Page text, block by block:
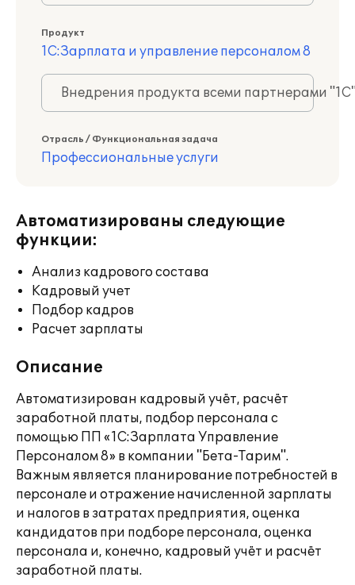
Продукт
1С:Зарплата и управление персоналом 8
Внедрения продукта всеми партнерами
Отрасль / Функциональная задача
Профессиональные услуги
Автоматизированы следующие
функции:
Анализ кадрового состава
Кадровый учет
Подбор кадров
Расчет зарплаты
Описание
Автоматизирован кадровый учёт, расчёт
заработной платы, подбор персонала с
помощью ПП «1С:Зарплата Управление
Персоналом 8» в компании "Бета-Тарим".
Важным является планирование потребностей в
персонале и отражение начисленной зарплаты
и налогов в затратах предприятия, оценка
кандидатов при подборе персонала, оценка
персонала и, конечно, кадровый учёт и расчёт
заработной платы.